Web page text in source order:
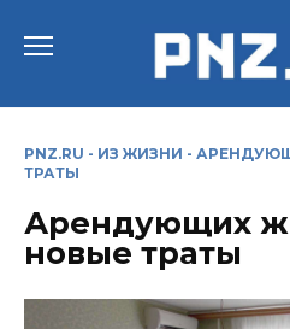
PNZ.RU - ИЗ ЖИЗНИ -
ТРАТЫ
Арендующих
новые траты